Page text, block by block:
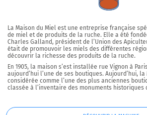
La Maison du Miel est une entreprise française
de miel et de produits de la ruche. Elle a été
Charles Galland, président de l’Union des
était de promouvoir les miels des différentes
découvrir la richesse des produits de la ruche.
En 1905, la maison s’est installée rue Vignon à
aujourd’hui l’une de ses boutiques. Aujourd’hui,
considérée comme l’une des plus anciennes
classée à l’inventaire des monuments historiques